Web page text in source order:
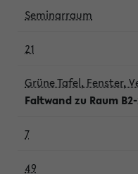
Seminarraum
21
Grüne Tafel, Fenster,
Faltwand zu Raum
7
49